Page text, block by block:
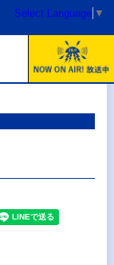
Select Language ▼